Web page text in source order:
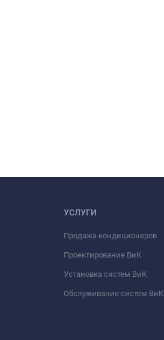
УСЛУГИ
Продажа кондиционеров
Проектирование ВиК
Установка систем ВиК
Обслуживание систем ВиК